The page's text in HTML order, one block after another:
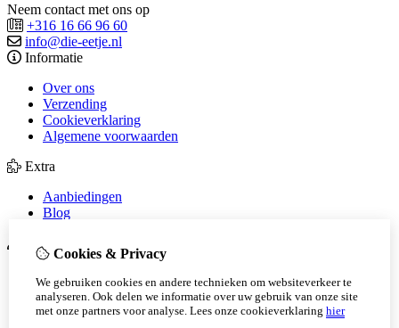
Neem contact met ons op
+316 16 66 96 60
info@die-eetje.nl
Informatie
Over ons
Verzending
Cookieverklaring
Algemene voorwaarden
Extra
Aanbiedingen
Blog
Mijn account
Bestelhistorie
Verlanglijst
Cookies & Privacy
We gebruiken cookies en andere technieken om websiteverkeer te
analyseren. Ook delen we informatie over uw gebruik van onze site
met onze partners voor analyse. Lees onze cookieverklaring hier